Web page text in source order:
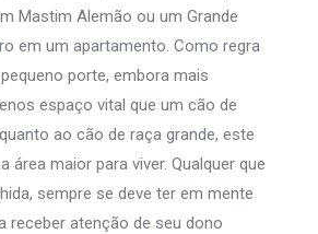
Mastim Alemão ou um Grande
em um apartamento. Como regra
porte, embora mais
espaço vital que um cão de
ao cão de raça grande, este
área maior para viver. Qualquer que
sempre se deve ter em mente
receber atenção de seu dono